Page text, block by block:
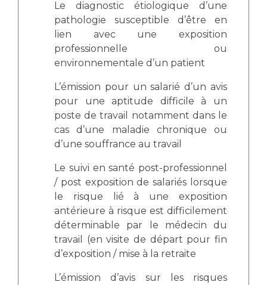
Le diagnostic étiologique d’une
pathologie susceptible d’être en
lien avec une exposition
professionnelle ou
environnementale d’un patient
L’émission pour un salarié d’un avis
pour une aptitude difficile à un
poste de travail notamment dans le
cas d’une maladie chronique ou
d’une souffrance au travail
Le suivi en santé post-professionnel
/ post exposition de salariés lorsque
le risque lié à une exposition
antérieure à risque est difficilement
déterminable par le médecin du
travail (en visite de départ pour fin
d’exposition / mise à la retraite
L’émission d’avis sur les risques